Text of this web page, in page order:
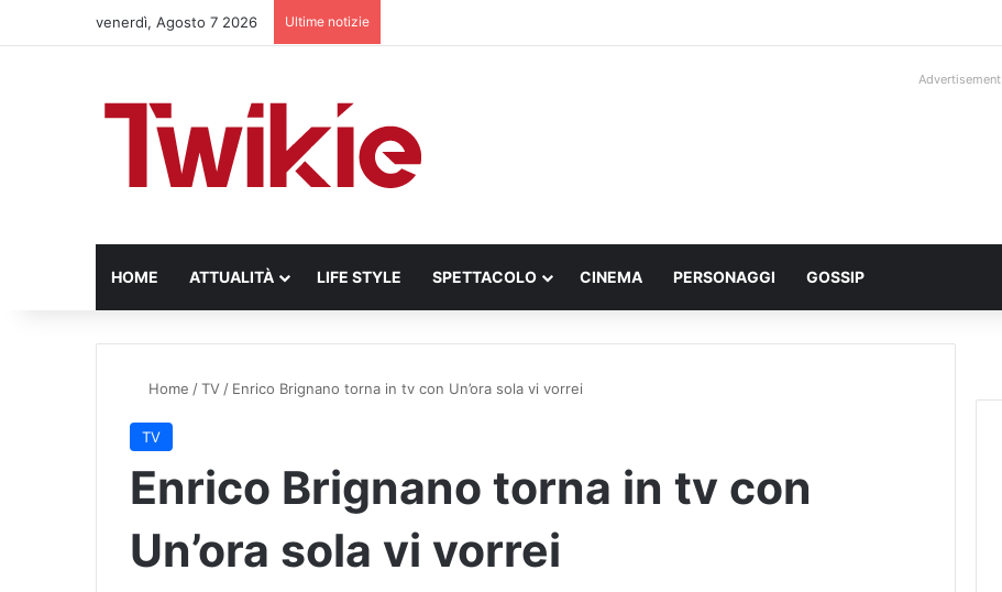
venerdì, Agosto 7 2026 Ultime notizie
Advertisement
HOME ATTUALITÀ LIFE STYLE SPETTACOLO CINEMA PERSONAGGI GOSSIP
Home /TV / Enrico Brignano torna in tv con Un’ora sola vi vorrei
TV
Enrico Brignano torna in tv con
Un’ora sola vi vorrei